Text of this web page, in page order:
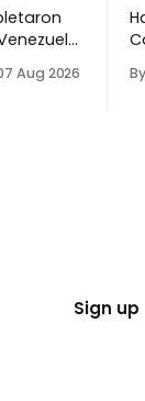
Aug 2026
Sign up